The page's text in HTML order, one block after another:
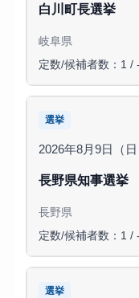
白川町長選挙
岐阜県
定数/候補者数：1 / -
選挙
2026年8月9日（日
長野県知事選挙
長野県
定数/候補者数：1 / -
選挙